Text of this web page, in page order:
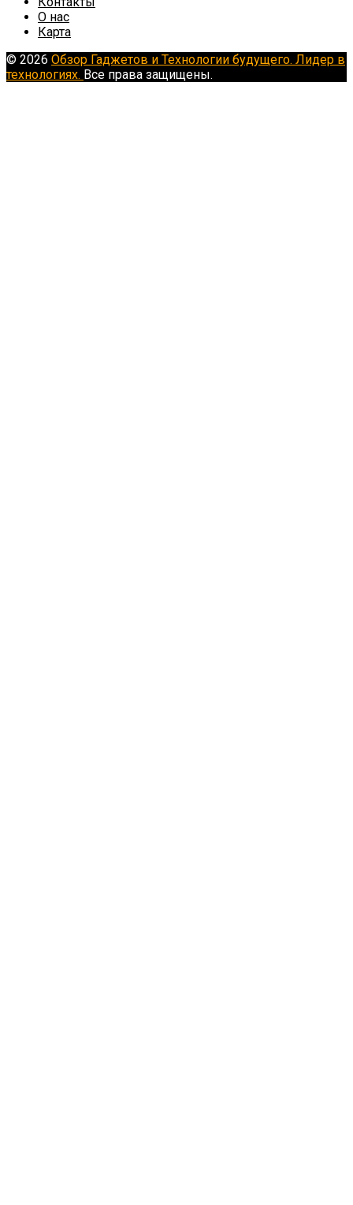
О нас
Карта
© 2026 Обзор Гаджетов и Технологии будущего. Лидер в
технологиях. Все права защищены.